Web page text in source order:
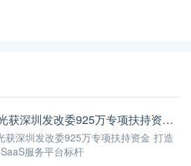
极光获深圳发改委925万专项扶持资金 打造AI+SaaS服务平台标杆
获深圳发改委925万专项扶持资金 打造
服务平台标杆